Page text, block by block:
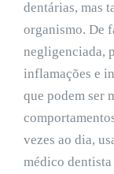
dentárias, mas
organismo. De
negligenciada,
inflamações e
que podem ser
vezes ao dia,
médico dentista